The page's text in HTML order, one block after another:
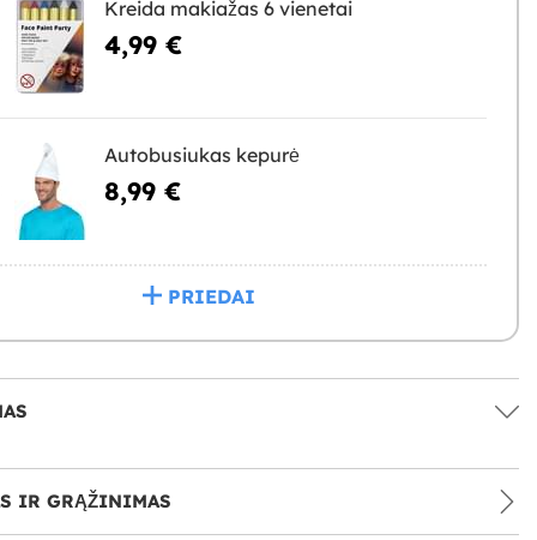
Kreida makiažas 6 vienetai
4,99 €
Autobusiukas kepurė
8,99 €
PRIEDAI
IR GRĄŽINIMAS